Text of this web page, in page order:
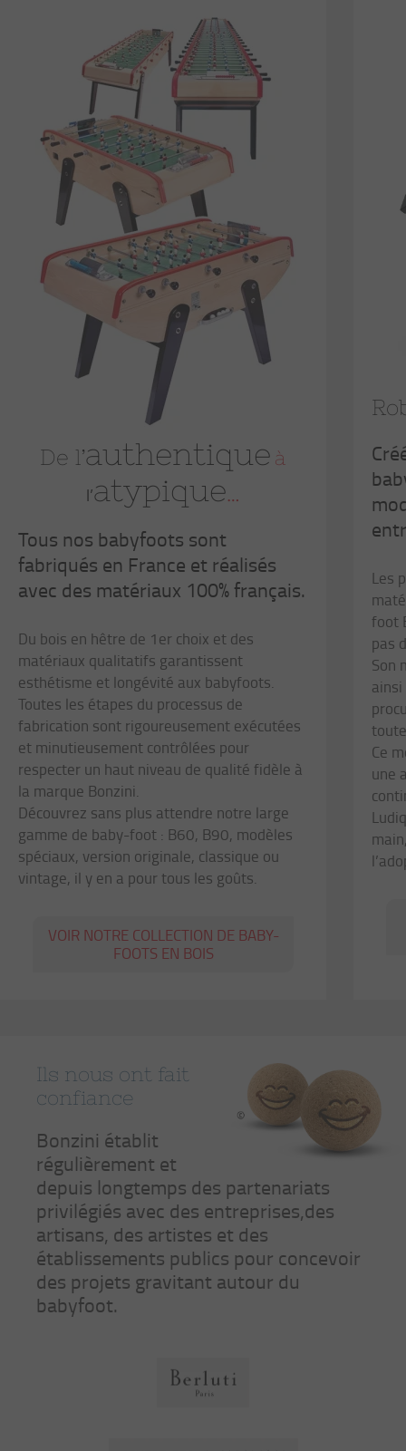
De l’authentique à
l’atypique…
Tous nos babyfoots sont
fabriqués en France et réalisés
avec des matériaux 100% français.
Du bois en hêtre de 1er choix et des
matériaux qualitatifs garantissent
esthétisme et longévité aux babyfoots.
Toutes les étapes du processus de
fabrication sont rigoureusement exécutées
et minutieusement contrôlées pour
respecter un haut niveau de qualité fidèle à
la marque Bonzini.
Découvrez sans plus attendre notre large
gamme de baby-foot : B60, B90, modèles
spéciaux, version originale, classique ou
vintage, il y en a pour tous les goûts.
VOIR NOTRE COLLECTION DE BABY-
FOOTS EN BOIS
Les
foot
pas
Son
Ce
une
Ils nous ont fait
confiance
Bonzini établit
régulièrement et
depuis longtemps des partenariats
privilégiés avec des entreprises,des
artisans, des artistes et des
établissements publics pour concevoir
des projets gravitant autour du
babyfoot.